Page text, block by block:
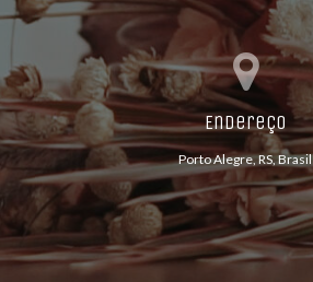
Endereço
Porto Alegre, RS, Brasil